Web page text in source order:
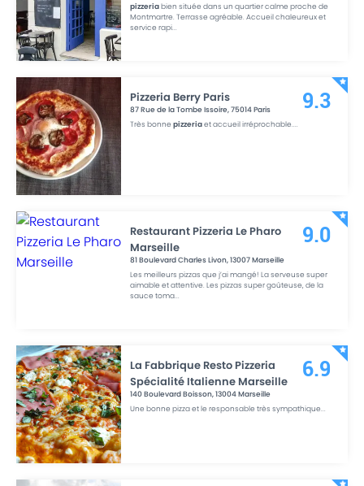
pizzeriabien située dans un quartier calme proche de
Montmartre. Terrasse agréable. Accueil chaleureux et
service rapi...
Pizzeria Berry Paris
87 Rue de la Tombe Issoire,75014Paris
Très bonnepizzeriaet accueil irréprochable....
9.3
Restaurant Pizzeria Le Pharo
Marseille
81 Boulevard Charles Livon,13007Marseille
Les meilleurs pizzas que j’ai mangé! La serveuse super
aimable et attentive. Les pizzas super goûteuse, de la
sauce toma...
9.0
La Fabbrique Resto Pizzeria
Spécialité Italienne Marseille
140 Boulevard Boisson,13004Marseille
Une bonne pizza et le responsable très sympathique...
6.9